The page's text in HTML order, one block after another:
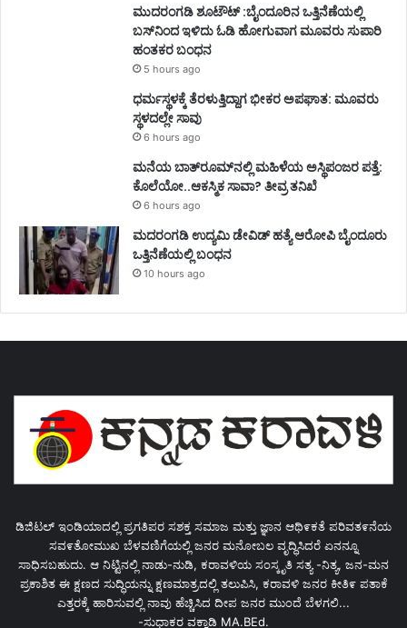
ಮುದರಂಗಡಿ ಶೂಟೌಟ್ :ಬೈಂದೂರಿನ ಒತ್ತಿನೆಣೆಯಲ್ಲಿ
ಬಸ್‌ನಿಂದ ಇಳಿದು ಓಡಿ ಹೋಗುವಾಗ ಮೂವರು ಸುಪಾರಿ
ಹಂತಕರ ಬಂಧನ
5 hours ago
ಧರ್ಮಸ್ಥಳಕ್ಕೆ ತೆರಳುತ್ತಿದ್ದಾಗ ಭೀಕರ ಅಪಘಾತ: ಮೂವರು
ಸ್ಥಳದಲ್ಲೇ ಸಾವು
6 hours ago
ಮನೆಯ ಬಾತ್‌ರೂಮ್‌ನಲ್ಲಿ ಮಹಿಳೆಯ ಅಸ್ಥಿಪಂಜರ ಪತ್ತೆ:
ಕೊಲೆಯೋ..ಆಕಸ್ಮಿಕ ಸಾವಾ? ತೀವ್ರ ತನಿಖೆ
6 hours ago
ಮದರಂಗಡಿ ಉದ್ಯಮಿ ಡೇವಿಡ್ ಹತ್ಯೆ ಆರೋಪಿ ಬೈಂದೂರು
ಒತ್ತಿನೆಣೆಯಲ್ಲಿ ಬಂಧನ
10 hours ago
ಡಿಜಿಟಲ್ ಇಂಡಿಯಾದಲ್ಲಿ ಪ್ರಗತಿಪರ ಸಶಕ್ತ ಸಮಾಜ ಮತ್ತು ಜ್ಞಾನ ಆಥಿ೯ಕತೆ ಪರಿವತ೯ನೆಯ
ಸವ೯ತೋಮುಖ ಬೆಳವಣಿಗೆಯಲ್ಲಿ ಜನರ ಮನೋಬಲ ವೃದ್ಧಿಸಿದರೆ ಏನನ್ನೂ
ಸಾಧಿಸಬಹುದು. ಆ ನಿಟ್ಟಿನಲ್ಲಿ ನಾಡು-ನುಡಿ, ಕರಾವಳಿಯ ಸಂಸ್ಕೃತಿ ಸತ್ಯ -ನಿತ್ಯ, ಜನ-ಮನ
ಪ್ರಕಾಶಿತ ಈ ಕ್ಷಣದ ಸುದ್ಧಿಯನ್ನು ಕ್ಷಣಮಾತ್ರದಲ್ಲಿ ತಲುಪಿಸಿ, ಕರಾವಳಿ ಜನರ ಕೀತಿ೯ ಪತಾಕೆ
ಎತ್ತರಕ್ಕೆ ಹಾರಿಸುವಲ್ಲಿ ನಾವು ಹೆಚ್ಚಿಸಿದ ದೀಪ ಜನರ ಮುಂದೆ ಬೆಳಗಲಿ...
-ಸುಧಾಕರ ವಕ್ವಾಡಿ MA.BEd.